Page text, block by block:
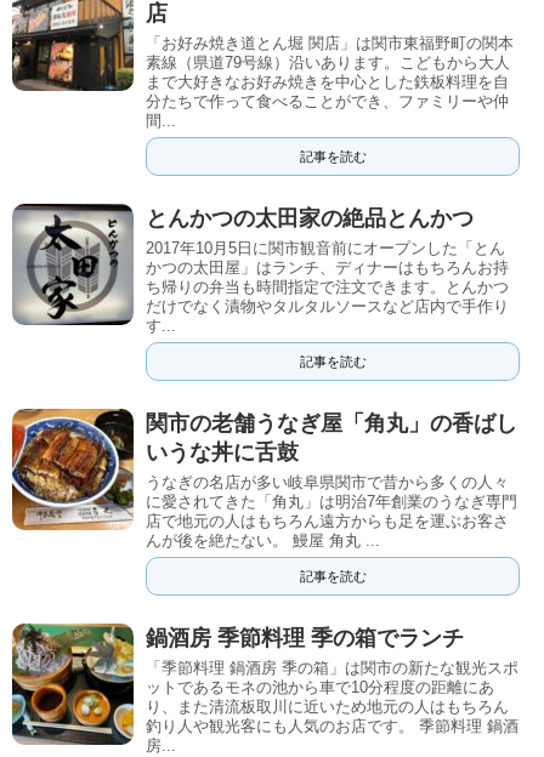
店
「お好み焼き道とん堀 関店」は関市東福野町の関本
素線（県道79号線）沿いあります。こどもから大人
まで大好きなお好み焼きを中心とした鉄板料理を自
分たちで作って食べることができ、ファミリーや仲
間...
記事を読む
とんかつの太田家の絶品とんかつ
2017年10月5日に関市観音前にオープンした「とん
かつの太田屋」はランチ、ディナーはもちろんお持
ち帰りの弁当も時間指定で注文できます。とんかつ
だけでなく漬物やタルタルソースなど店内で手作り
す...
記事を読む
関市の老舗うなぎ屋「角丸」の香ばし
いうな丼に舌鼓
うなぎの名店が多い岐阜県関市で昔から多くの人々
に愛されてきた「角丸」は明治7年創業のうなぎ専門
店で地元の人はもちろん遠方からも足を運ぶお客さ
んが後を絶たない。 鰻屋 角丸 ...
記事を読む
鍋酒房 季節料理 季の箱でランチ
「季節料理 鍋酒房 季の箱」は関市の新たな観光スポ
ットであるモネの池から車で10分程度の距離にあ
り、また清流板取川に近いため地元の人はもちろん
釣り人や観光客にも人気のお店です。 季節料理 鍋酒
房...